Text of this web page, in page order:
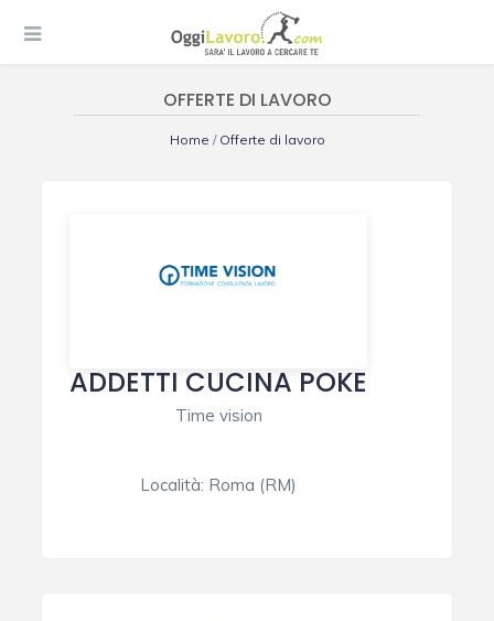
OFFERTE DI LAVORO
Home / Offerte di lavoro
ADDETTI CUCINA POKE
Time vision
Località: Roma (RM)